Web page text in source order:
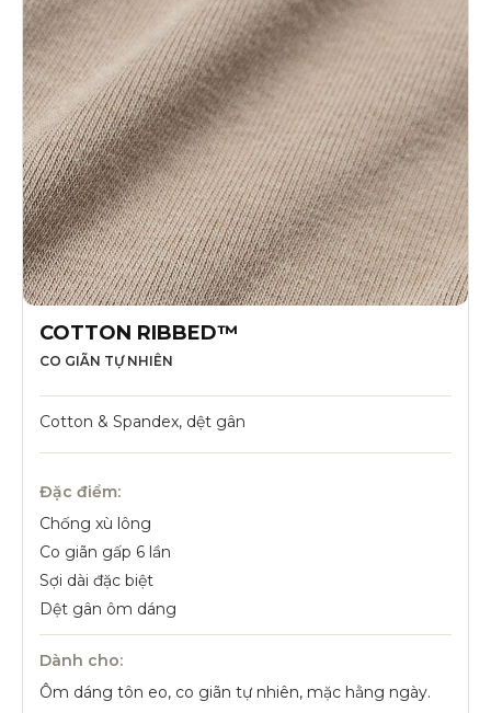
COTTON RIBBED™
CO GIÃN TỰ NHIÊN
Cotton & Spandex, dệt gân
Đặc điểm:
Chống xù lông
Co giãn gấp 6 lần
Sợi dài đặc biệt
Dệt gân ôm dáng
Dành cho:
Ôm dáng tôn eo, co giãn tự nhiên, mặc hằng ngày.